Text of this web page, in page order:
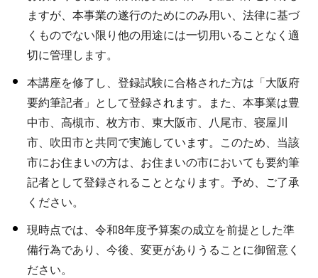
ますが、本事業の遂行のためにのみ用い、法律に基づ
くものでない限り他の用途には一切用いることなく適
切に管理します。
本講座を修了し、登録試験に合格された方は「大阪府
要約筆記者」として登録されます。また、本事業は豊
中市、高槻市、枚方市、東大阪市、八尾市、寝屋川
市、吹田市と共同で実施しています。このため、当該
市にお住まいの方は、お住まいの市においても要約筆
記者として登録されることとなります。予め、ご了承
ください。
現時点では、令和8年度予算案の成立を前提とした準
備行為であり、今後、変更がありうることに御留意く
ださい。